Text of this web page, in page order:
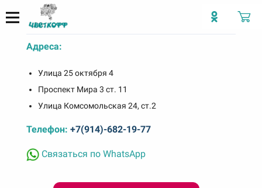
Адреса:
Улица 25 октября 4
Проспект Мира 3 ст. 11
Улица Комсомольская 24, ст.2
Телефон: +7(914)-682-19-77
Связаться по WhatsApp